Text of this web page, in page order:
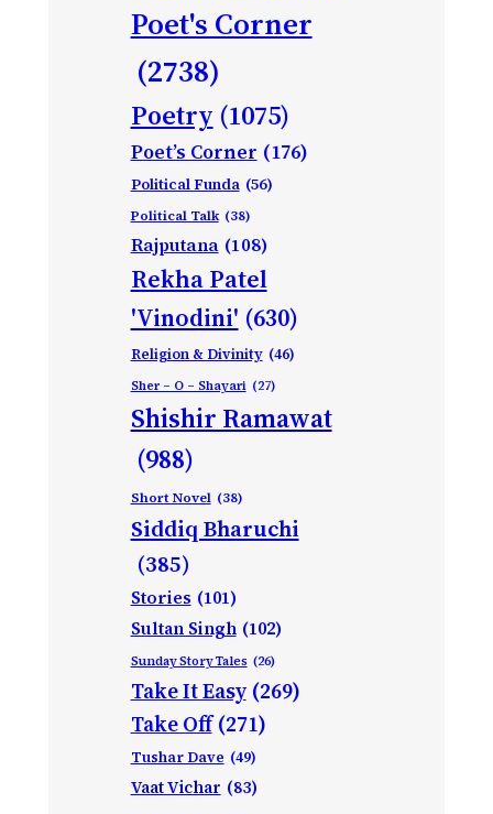
Poet's Corner
(2738)
Poetry (1075)
Poet’s Corner (176)
Political Funda (56)
Political Talk (38)
Rajputana (108)
Rekha Patel
'Vinodini' (630)
Religion & Divinity (46)
Sher – O – Shayari (27)
Shishir Ramawat
(988)
Short Novel (38)
Siddiq Bharuchi
(385)
Stories (101)
Sultan Singh (102)
Sunday Story Tales (26)
Take It Easy (269)
Take Off (271)
Tushar Dave (49)
Vaat Vichar (83)